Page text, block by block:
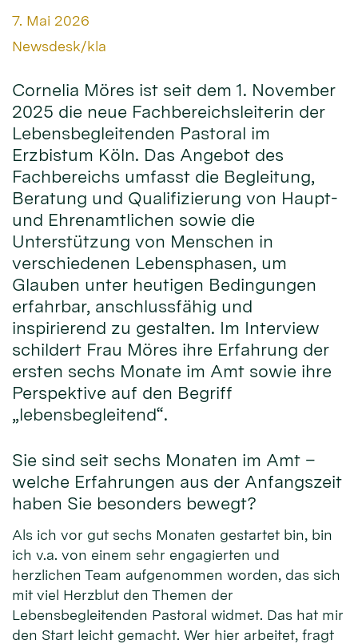
Datum:
7. Mai 2026
Von:
Newsdesk/kla
Cornelia Möres ist seit dem 1. November
2025 die neue Fachbereichsleiterin der
Lebensbegleitenden Pastoral im
Erzbistum Köln. Das Angebot des
Fachbereichs umfasst die Begleitung,
Beratung und Qualifizierung von Haupt-
und Ehrenamtlichen sowie die
Unterstützung von Menschen in
verschiedenen Lebensphasen, um
Glauben unter heutigen Bedingungen
erfahrbar, anschlussfähig und
inspirierend zu gestalten. Im Interview
schildert Frau Möres ihre Erfahrung der
ersten sechs Monate im Amt sowie ihre
Perspektive auf den Begriff
„lebensbegleitend“.
Sie sind seit sechs Monaten im Amt –
welche Erfahrungen aus der Anfangszeit
haben Sie besonders bewegt?
Als ich vor gut sechs Monaten gestartet bin, bin
ich v.a. von einem sehr engagierten und
herzlichen Team aufgenommen worden, das sich
mit viel Herzblut den Themen der
Lebensbegleitenden Pastoral widmet. Das hat mir
den Start leicht gemacht. Wer hier arbeitet, fragt